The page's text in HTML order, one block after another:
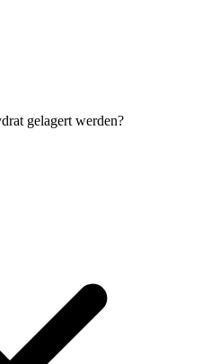
gelagert werden?